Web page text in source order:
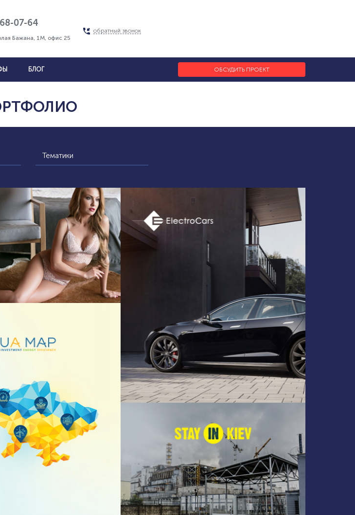
07-64
Бажана, 1М, офис 25
обратный звонок
БЛОГ ОБСУДИТЬ ПРОЕКТ
Тематики